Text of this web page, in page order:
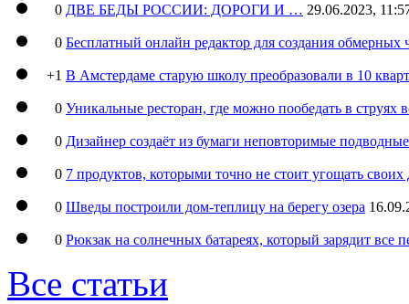
0 ДВЕ БЕДЫ РОССИИ: ДОРОГИ И … 29.06.2023,
0 Бесплатный онлайн редактор для создания обмерных
+1 В Амстердаме старую школу преобразовали в 10
0 Уникальные ресторан, где можно пообедать в струях
0 Дизайнер создаёт из бумаги неповторимые
0 7 продуктов, которыми точно не стоит угощать
0 Шведы построили дом-теплицу на берегу озера
0 Рюкзак на солнечных батареях, который зарядит все
Все статьи